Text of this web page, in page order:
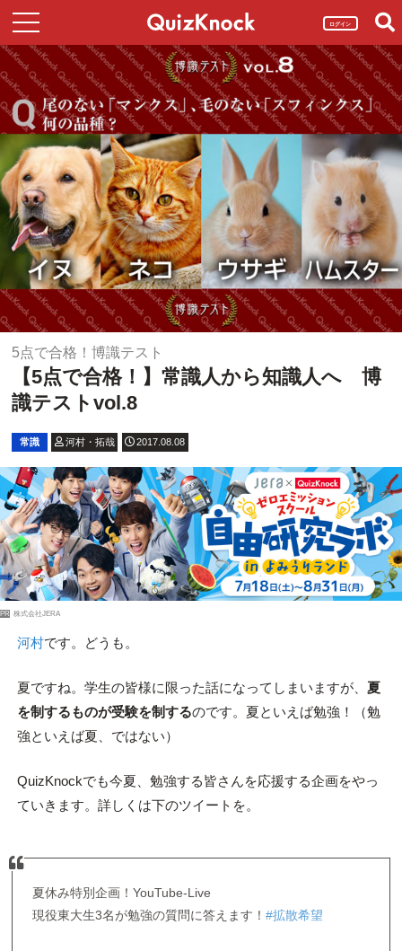
ログイン
5点で合格！博識テスト
【5点で合格！】常識人から知識人へ 博
識テストvol.8
常識 河村・拓哉 2017.08.08
PR 株式会社JERA
河村です。どうも。
夏ですね。学生の皆様に限った話になってしまいますが、 夏
を制するものが受験を制するのです。夏といえば勉強！（勉
強といえば夏、ではない）
QuizKnockでも今夏、勉強する皆さんを応援する企画をやっ
ていきます。詳しくは下のツイートを。
夏休み特別企画！YouTube-Live
現役東大生3名が勉強の質問に答えます！#拡散希望